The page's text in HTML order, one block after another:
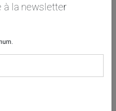
Marketing
site, vous
à la newsletter